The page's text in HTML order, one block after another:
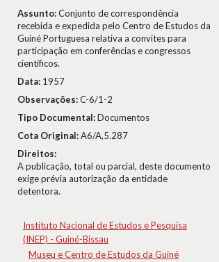
Assunto:Conjunto de correspondência
recebida e expedida pelo Centro de Estudos da
Guiné Portuguesa relativa a convites para
participação em conferências e congressos
científicos.
Data: 1957
Observações:C-6/1-2
Tipo Documental:Documentos
Cota Original:A6/A,5.287
Direitos:
A publicação, total ou parcial, deste documento
exige prévia autorização da entidade
detentora.
Instituto Nacional de Estudos e Pesquisa
(INEP) - Guiné-Bissau
Museu e Centro de Estudos da Guiné